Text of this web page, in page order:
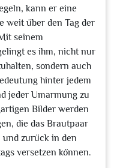
kann er eine
weit über den Tag der
seinem
es ihm, nicht nur
sondern auch
hinter jedem
jeder Umarmung zu
Bilder werden
die das Brautpaar
zurück in den
versetzen können.